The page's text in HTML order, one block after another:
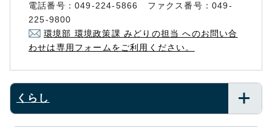
電話番号：049-224-5866 ファクス番号：049-
225-9800
環境部 環境政策課 みどりの担当 へのお問い合
わせは専用フォームをご利用ください。
くらし